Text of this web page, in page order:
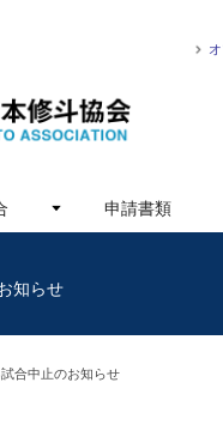
申請書類
知らせ
合中止のお知らせ